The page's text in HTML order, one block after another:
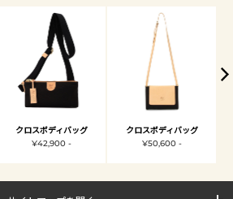
クロスボディバッグ
¥42,900 -
クロスボディバッグ
¥50,600 -